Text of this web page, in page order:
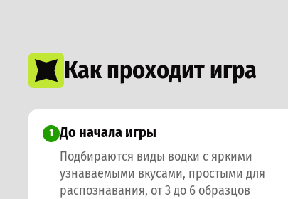
Как проходит игра
1 До начала игры
Подбираются виды водки с яркими
узнаваемыми вкусами, простыми для
распознавания, от 3 до 6 образцов